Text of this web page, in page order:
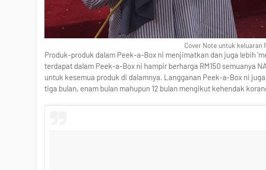
Cover Note untuk keluaran
Produk-produk dalam Peek-a-Box ni menjimatkan dan juga lebih
terdapat dalam Peek-a-Box ni hampir berharga RM150 semuanya
untuk kesemua produk di dalamnya. Langganan Peek-a-Box ni
tiga bulan, enam bulan mahupun 12 bulan mengikut kehendak